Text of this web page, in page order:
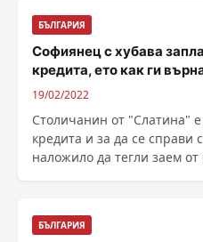
БЪЛГАРИЯ
Софиянец с хубава
кредита, ето как ги
19/02/2022
Столичанин от "Слатина"
кредита и за да се справи
наложило да тегли заем
БЪЛГАРИЯ